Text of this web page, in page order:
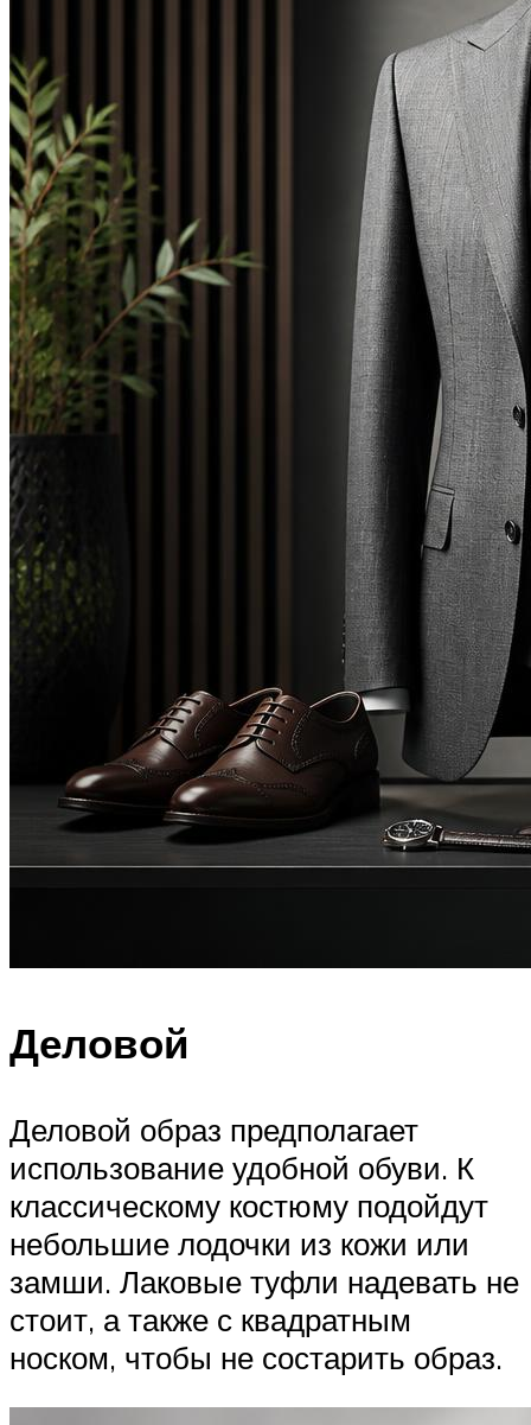
Деловой
Деловой образ предполагает
использование удобной обуви. К
классическому костюму подойдут
небольшие лодочки из кожи или
замши. Лаковые туфли надевать не
стоит, а также с квадратным
носком, чтобы не состарить образ.